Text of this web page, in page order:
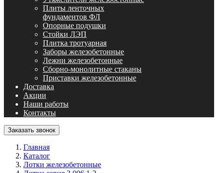
Плиты ленточных
фундаментов ФЛ
Опорные подушки
Стойки ЛЭП
Плитка тротуарная
Заборы железобетонные
Лежни железобетонные
Сборно-монолитные стаканы
Приставки железобетонные
Доставка
Акции
Наши работы
Контакты
Заказать звонок
Главная
Каталог
Лотки железобетонные